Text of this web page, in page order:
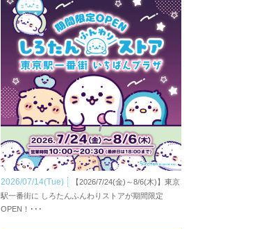
2026/07/14(Tue)
【2026/7/24(金)～8/6(木)】東京
駅一番街に しろたんふんわりストアが期間限定
OPEN！･･･